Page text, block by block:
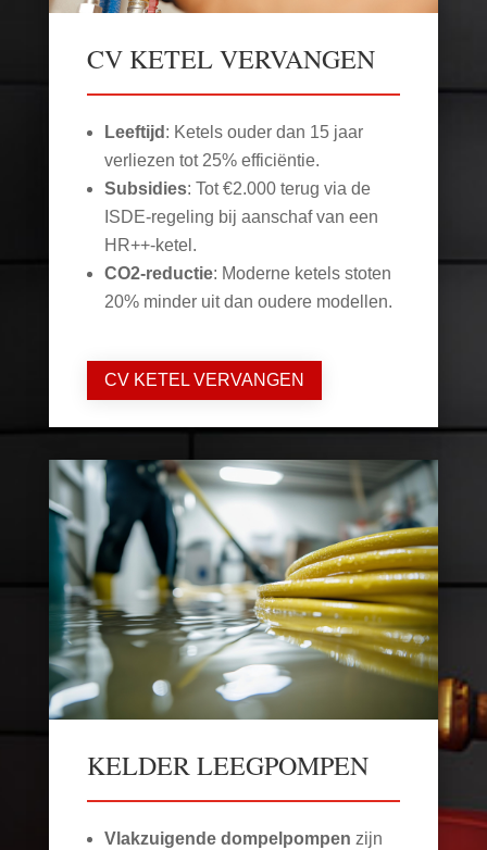
CV KETEL VERVANGEN
Leeftijd : Ketels ouder dan 15 jaar
verliezen tot 25% efficiëntie.
Subsidies: Tot €2.000 terug via de
ISDE-regeling bij aanschaf van een
HR++-ketel.
CO2-reductie: Moderne ketels stoten
20% minder uit dan oudere modellen.
CV KETEL VERVANGEN
KELDER LEEGPOMPEN
Vlakzuigende dompelpompen zijn